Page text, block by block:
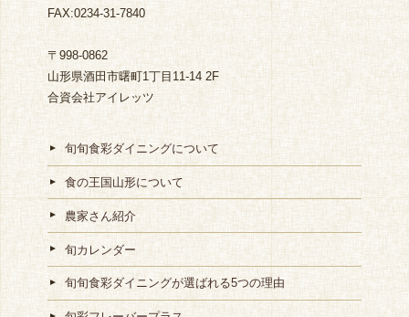
FAX:0234-31-7840
〒998-0862
山形県酒田市曙町1丁目11-14 2F
合資会社アイレッツ
旬旬食彩ダイニングについて
食の王国山形について
農家さん紹介
旬カレンダー
旬旬食彩ダイニングが選ばれる5つの理由